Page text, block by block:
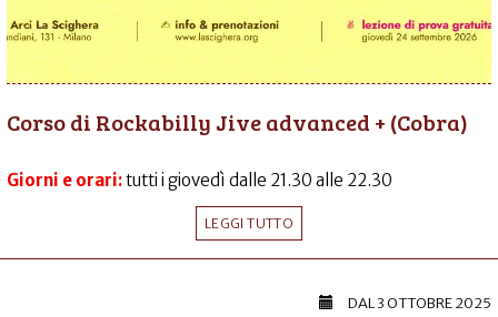
Corso di Rockabilly Jive advanced + (Cobra)
Giorni e orari:tutti i giovedì dalle 21.30 alle 22.30
LEGGI TUTTO
DAL3 OTTOBRE 2025